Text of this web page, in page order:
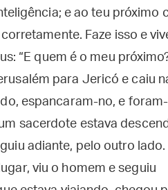
e ao teu próximo
Faze isso e
“E quem é o meu
para Jericó e caiu
espancaram-no, e
sacerdote estava
adiante, pelo outro lado.
viu o homem e seguiu